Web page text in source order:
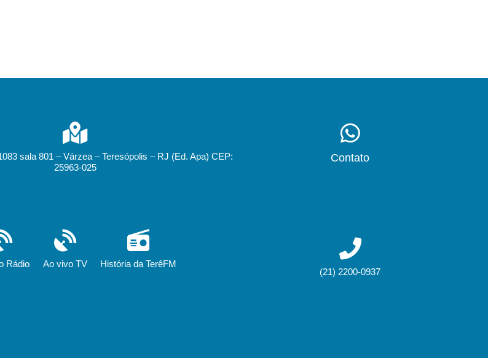
sala 801 – Várzea – Teresópolis – RJ (Ed. Apa) CEP:
25963-025
Rádio Ao vivo TV História da TerêFM
Contato
(21) 2200-0937